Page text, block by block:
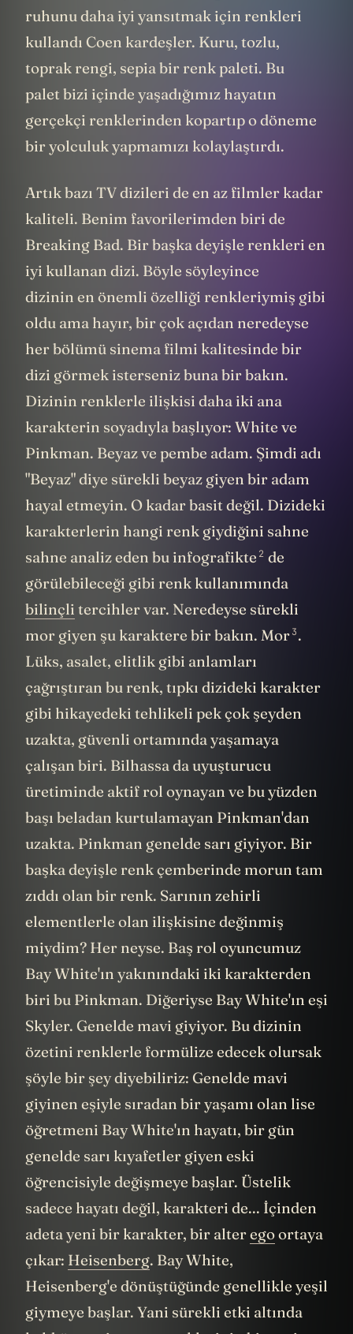
ruhunu daha iyi yansıtmak için renkleri
kullandı Coen kardeşler. Kuru, tozlu,
toprak rengi, sepia bir renk paleti. Bu
palet bizi içinde yaşadığımız hayatın
gerçekçi renklerinden kopartıp o döneme
bir yolculuk yapmamızı kolaylaştırdı.
Artık bazı TV dizileri de en az filmler kadar
kaliteli. Benim favorilerimden biri de
Breaking Bad. Bir başka deyişle renkleri en
iyi kullanan dizi. Böyle söyleyince
dizinin en önemli özelliği renkleriymiş gibi
oldu ama hayır, bir çok açıdan neredeyse
her bölümü sinema filmi kalitesinde bir
dizi görmek isterseniz buna bir bakın.
Dizinin renklerle ilişkisi daha iki ana
karakterin soyadıyla başlıyor: White ve
Pinkman. Beyaz ve pembe adam. Şimdi adı
"Beyaz" diye sürekli beyaz giyen bir adam
hayal etmeyin. O kadar basit değil. Dizideki
karakterlerin hangi renk giydiğini sahne
sahne analiz eden bu infografikte 2 de
görülebileceği gibi renk kullanımında
bilinçli tercihler var. Neredeyse sürekli
mor giyen şu karaktere bir bakın. Mor3.
Lüks, asalet, elitlik gibi anlamları
çağrıştıran bu renk, tıpkı dizideki karakter
gibi hikayedeki tehlikeli pek çok şeyden
uzakta, güvenli ortamında yaşamaya
çalışan biri. Bilhassa da uyuşturucu
üretiminde aktif rol oynayan ve bu yüzden
başı beladan kurtulamayan Pinkman'dan
uzakta. Pinkman genelde sarı giyiyor. Bir
başka deyişle renk çemberinde morun tam
zıddı olan bir renk. Sarının zehirli
elementlerle olan ilişkisine değinmiş
miydim? Her neyse. Baş rol oyuncumuz
Bay White'ın yakınındaki iki karakterden
biri bu Pinkman. Diğeriyse Bay White'ın eşi
Skyler. Genelde mavi giyiyor. Bu dizinin
özetini renklerle formülize edecek olursak
şöyle bir şey diyebiliriz: Genelde mavi
giyinen eşiyle sıradan bir yaşamı olan lise
öğretmeni Bay White'ın hayatı, bir gün
genelde sarı kıyafetler giyen eski
öğrencisiyle değişmeye başlar. Üstelik
sadece hayatı değil, karakteri de... İçinden
adeta yeni bir karakter, bir alteregoortaya
çıkar: Heisenberg. Bay White,
Heisenberg'e dönüştüğünde genellikle yeşil
giymeye başlar. Yani sürekli etki altında